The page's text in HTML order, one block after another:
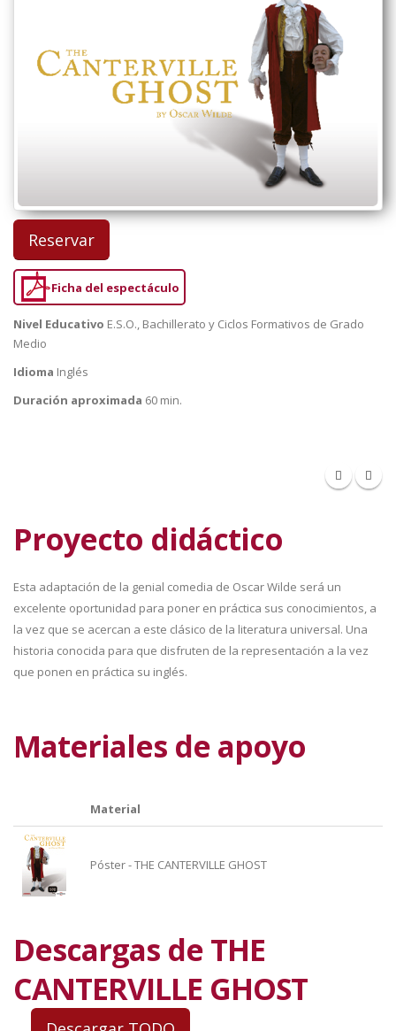
Reservar
Ficha del espectáculo
Nivel Educativo E.S.O., Bachillerato y Ciclos Formativos de Grado
Medio
Idioma Inglés
Duración aproximada 60 min.
Proyecto didáctico
Esta adaptación de la genial comedia de Oscar Wilde será un
excelente oportunidad para poner en práctica sus conocimientos, a
la vez que se acercan a este clásico de la literatura universal. Una
historia conocida para que disfruten de la representación a la vez
que ponen en práctica su inglés.
Materiales de apoyo
Material
Póster - THE CANTERVILLE GHOST
Descargas de THE
CANTERVILLE GHOST